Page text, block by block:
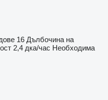
16 Дълбочина на
2,4 дка/час Необходима